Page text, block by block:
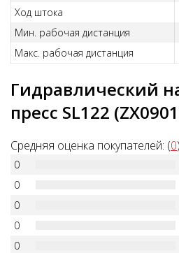
Ход штока
Мин. рабочая дистанция
Макс. рабочая дистанция
Гидравлический
пресс SL122
Средняя оценка покупателей: (0)
0
0
0
0
0